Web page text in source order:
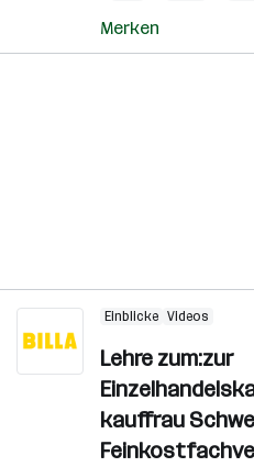
Merken
Einblicke Videos
Lehre zum:zur
kauffrau